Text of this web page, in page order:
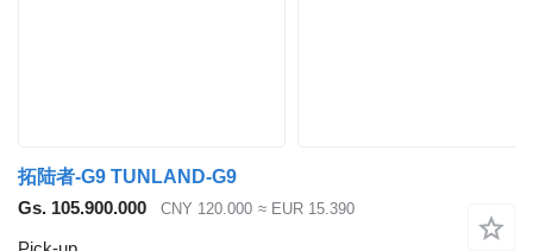
拓陆者-G9 TUNLAND-G9
Gs. 105.900.000
CNY 120.000 ≈ EUR 15.390